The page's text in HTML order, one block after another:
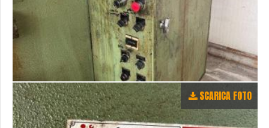
SCARICA FOTO